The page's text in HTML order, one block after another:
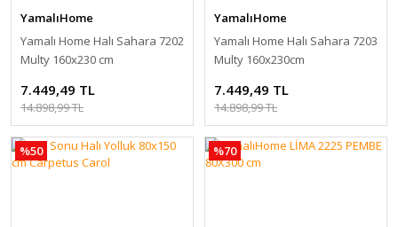
YamalıHome
Yamalı Home Halı Sahara 7202
Multy 160x230 cm
7.449,49 TL
14.898,99 TL
YamalıHome
Yamalı Home Halı Sahara 7203
Multy 160x230cm
7.449,49 TL
14.898,99 TL
%50 %70